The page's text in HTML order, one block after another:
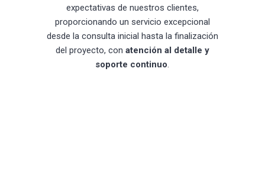
expectativas de nuestros clientes,
proporcionando un servicio excepcional
desde la consulta inicial hasta la finalización
del proyecto, con atención al detalle y
soporte continuo.